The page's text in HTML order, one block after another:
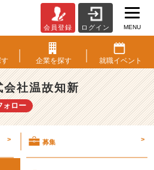
会員登録 ログイン MENU
企業を探す 就職イベント
会社温故知新
ォロー
> 募集 >